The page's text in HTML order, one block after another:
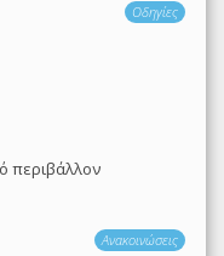
Οδηγίες
περιβάλλον
Ανακοινώσεις